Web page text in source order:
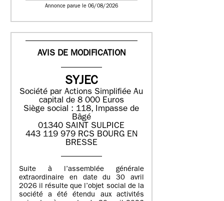
Annonce parue le 06/08/2026
AVIS DE MODIFICATION
SYJEC
Société par Actions SimplifiéeAu
capital de 8 000 Euros
Siège social : 118, Impasse de
Bâgé
01340 SAINT SULPICE
443 119 979 RCS BOURG EN
BRESSE
Suite à l’assemblée générale
extraordinaire en date du 30 avril
2026 il résulte que l’objet social de la
société a été étendu aux activités